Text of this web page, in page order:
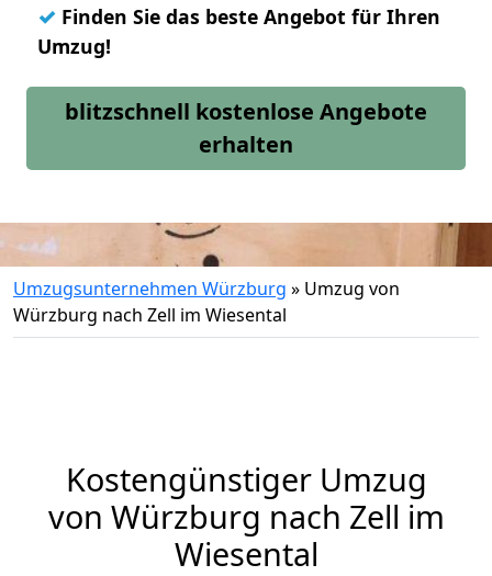
✓ Finden Sie das beste Angebot für Ihren
Umzug!
blitzschnell kostenlose Angebote
erhalten
Umzugsunternehmen Würzburg » Umzug von
Würzburg nach Zell im Wiesental
Kostengünstiger Umzug
von Würzburg nach Zell im
Wiesental